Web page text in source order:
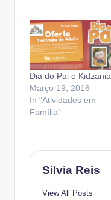
Dia do Pai e Kidzania
Março 19, 2016
In "Atividades em
Família"
Silvia Reis
View All Posts